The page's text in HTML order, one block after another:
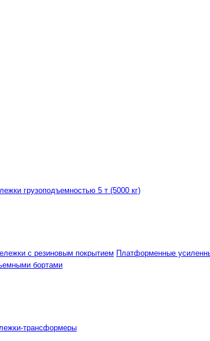
грузоподъемностью 5 т (5000 кг)
с резиновым покрытием Платформенные
бортами
трансформеры